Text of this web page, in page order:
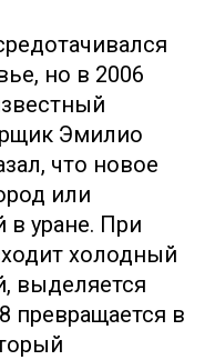
но в 2006
Эмилио
что новое
или
в уране. При
холодный
выделяется
превращается в